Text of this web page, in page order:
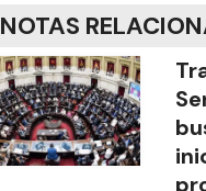
NOTAS